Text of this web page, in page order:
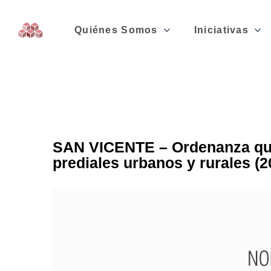
Quiénes Somos Iniciativas
SAN VICENTE – Ordenanza
prediales urbanos y rurales